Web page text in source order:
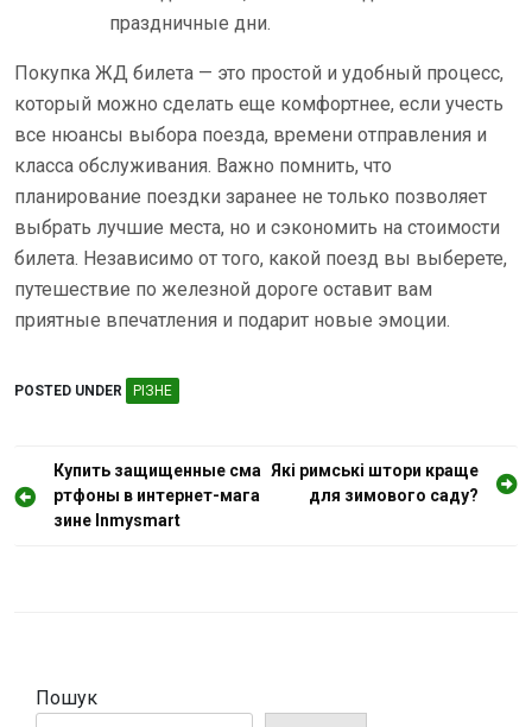
праздничные дни.
Покупка ЖД билета — это простой и удобный процесс,
который можно сделать еще комфортнее, если учесть
все нюансы выбора поезда, времени отправления и
класса обслуживания. Важно помнить, что
планирование поездки заранее не только позволяет
выбрать лучшие места, но и сэкономить на стоимости
билета. Независимо от того, какой поезд вы выберете,
путешествие по железной дороге оставит вам
приятные впечатления и подарит новые эмоции.
POSTED UNDER РІЗНЕ
Н
а
Купить защищенные сма
ртфоны в интернет-мага
зине Inmysmart
Які римські штори краще
для зимового саду?
Пошук